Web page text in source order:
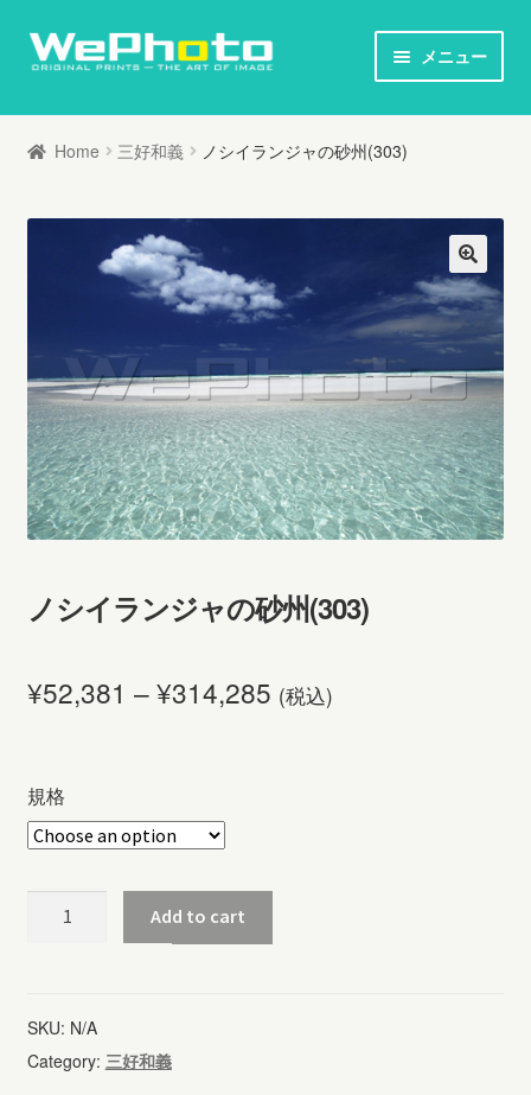
ナ
ゲ
ー
ス
キ
ッ
プ
コ
テ
ン
ッ
プ
メニュー
ホーム
お知らせ
オリジナルプリントとは
Home 三好和義 ノシイランジャの砂州(303)
ノシイランジャの砂州(303)
¥52,381 –¥314,285 (税込)
規格
ラ
ン
Add to cart
SKU: N/A
Category: 三好和義